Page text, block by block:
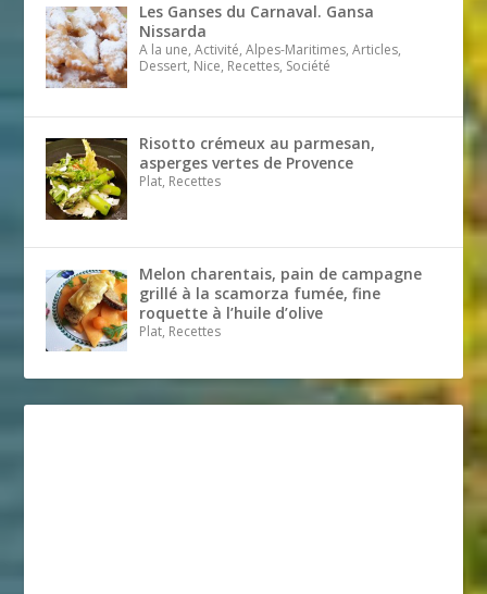
Les Ganses du Carnaval. Gansa
Nissarda
A la une, Activité, Alpes-Maritimes, Articles,
Dessert, Nice, Recettes, Société
Risotto crémeux au parmesan,
asperges vertes de Provence
Plat, Recettes
Melon charentais, pain de campagne
grillé à la scamorza fumée, fine
roquette à l’huile d’olive
Plat, Recettes